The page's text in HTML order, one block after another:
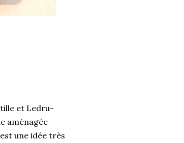
et Ledru-
aménagée
une idée très